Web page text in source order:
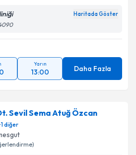
Haritada Göster
Yarın
13:00 Daha Fazla
Sevil Sema Atuğ Özcan
1diğer